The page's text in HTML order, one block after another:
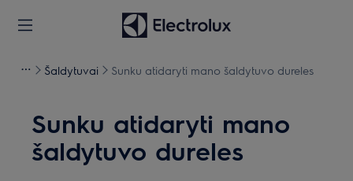
Šaldytuvai Sunku atidaryti mano šaldytuvo dureles
Sunku atidaryti mano
šaldytuvo dureles